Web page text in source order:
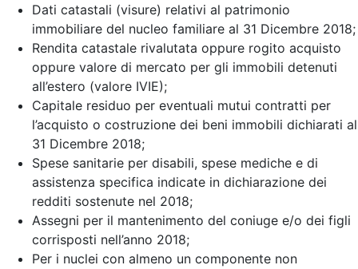
Dati catastali (visure) relativi al patrimonio
immobiliare del nucleo familiare al 31 Dicembre 2018;
Rendita catastale rivalutata oppure rogito acquisto
oppure valore di mercato per gli immobili detenuti
all’estero (valore IVIE);
Capitale residuo per eventuali mutui contratti per
l’acquisto o costruzione dei beni immobili dichiarati al
31 Dicembre 2018;
Spese sanitarie per disabili, spese mediche e di
assistenza specifica indicate in dichiarazione dei
redditi sostenute nel 2018;
Assegni per il mantenimento del coniuge e/o dei figli
corrisposti nell’anno 2018;
Per i nuclei con almeno un componente non